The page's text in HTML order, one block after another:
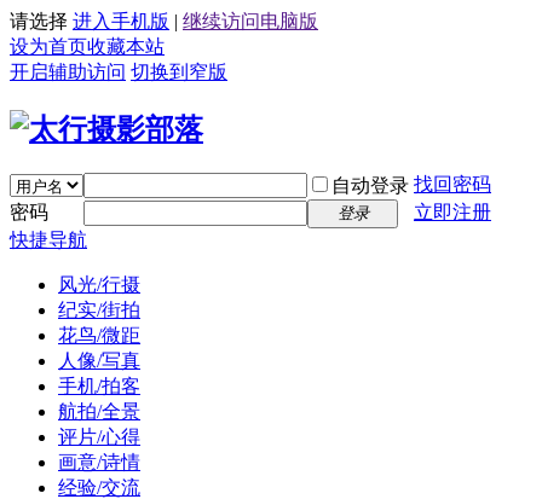
请选择 进入手机版 | 继续访问电脑版
设为首页收藏本站
开启辅助访问 切换到窄版
自动登录 找回密码
密码
登录
立即注册
快捷导航
风光/行摄
纪实/街拍
花鸟/微距
人像/写真
手机/拍客
航拍/全景
评片/心得
画意/诗情
经验/交流